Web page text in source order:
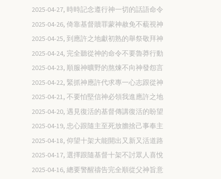
2025-04-27, 時時記念遵行神一切的話語命令
2025-04-26, 倚靠基督贖罪蒙神赦免不藐視神
2025-04-25, 到應許之地獻初熟的舉祭敬拜神
2025-04-24, 完全聽從神的命令不要魯莽行動
2025-04-23, 順服神曠野的熬煉不向神發怨言
2025-04-22, 緊抓神應許代求專一心志跟從神
2025-04-21, 不要怕堅信神必領我進應許之地
2025-04-20, 遇見復活的基督傳講復活的盼望
2025-04-19, 忠心跟隨主至死放膽捨己事奉主
2025-04-18, 仰望十架大能開出又新又活道路
2025-04-17, 選擇跟隨基督十架不討眾人喜悅
2025-04-16, 總要警醒禱告完全順從父神旨意